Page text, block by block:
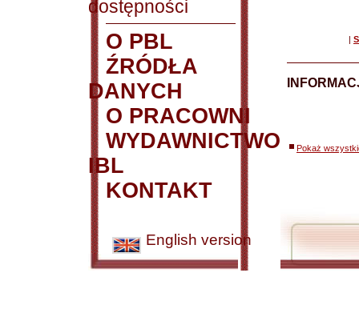
dostępności
O PBL
ŹRÓDŁA
DANYCH
O PRACOWNI
WYDAWNICTWO
IBL
KONTAKT
English version
|
Pokaż